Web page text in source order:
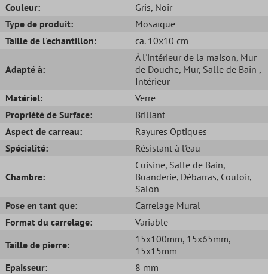
Couleur: Gris, Noir
Type de produit:
Mosaïque
Taille de l'echantillon:
ca. 10x10 cm
Adapté à:
À l'intérieur de la maison, Mur
de Douche, Mur, Salle de Bain ,
Intérieur
Matériel:
Verre
Propriété de Surface:
Brillant
Aspect de carreau:
Rayures Optiques
Spécialité:
Résistant à l'eau
Chambre:
Cuisine, Salle de Bain,
Buanderie, Débarras, Couloir,
Salon
Pose en tant que:
Carrelage Mural
Format du carrelage:
Variable
Taille de pierre:
15x100mm, 15x65mm,
15x15mm
Epaisseur:
8 mm